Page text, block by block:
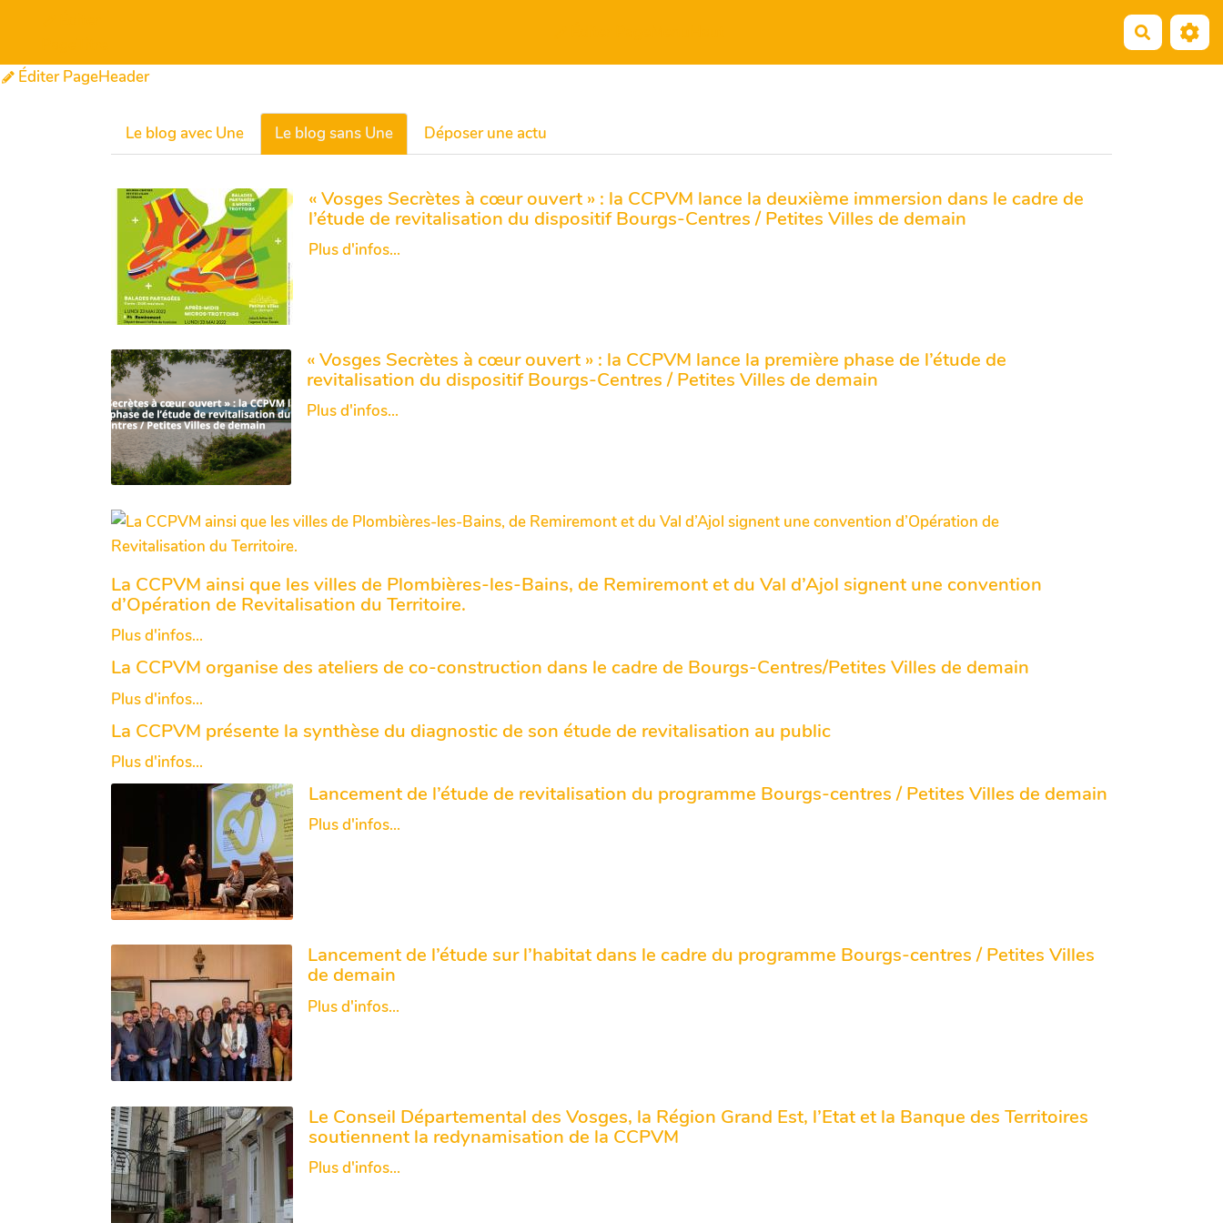
Éditer PageHeader
Le blog avec Une Le blog sans Une Déposer une actu
« Vosges Secrètes à cœur ouvert » : la CCPVM lance la deuxième immersion dans le cadre de
l’étude de revitalisation du dispositif Bourgs-Centres / Petites Villes de demain
Plus d'infos...
« Vosges Secrètes à cœur ouvert » : la CCPVM lance la première phase de l’étude de
revitalisation du dispositif Bourgs-Centres / Petites Villes de demain
Plus d'infos...
La CCPVM ainsi que les villes de Plombières-les-Bains, de Remiremont et du Val d’Ajol signent une convention
d’Opération de Revitalisation du Territoire.
Plus d'infos...
La CCPVM organise des ateliers de co-construction dans le cadre de Bourgs-Centres/Petites Villes de demain
Plus d'infos...
La CCPVM présente la synthèse du diagnostic de son étude de revitalisation au public
Plus d'infos...
Lancement de l’étude de revitalisation du programme Bourgs-centres / Petites Villes de demain
Plus d'infos...
Lancement de l’étude sur l’habitat dans le cadre du programme Bourgs-centres / Petites Villes
de demain
Plus d'infos...
Le Conseil Départemental des Vosges, la Région Grand Est, l’Etat et la Banque des Territoires
soutiennent la redynamisation de la CCPVM
Plus d'infos...